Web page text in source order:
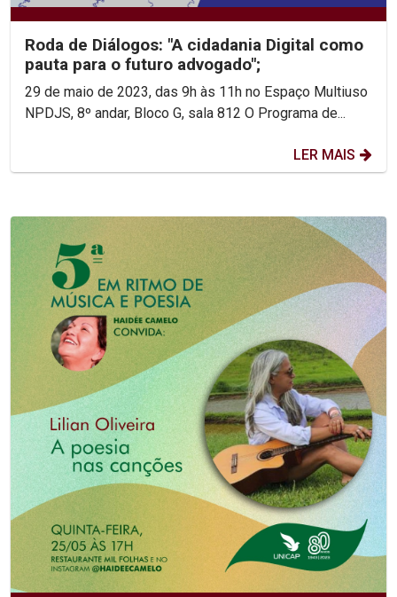
Roda de Diálogos: "A cidadania Digital como
pauta para o futuro advogado";
29 de maio de 2023, das 9h às 11h no Espaço Multiuso
NPDJS, 8º andar, Bloco G, sala 812 O Programa de...
LER MAIS